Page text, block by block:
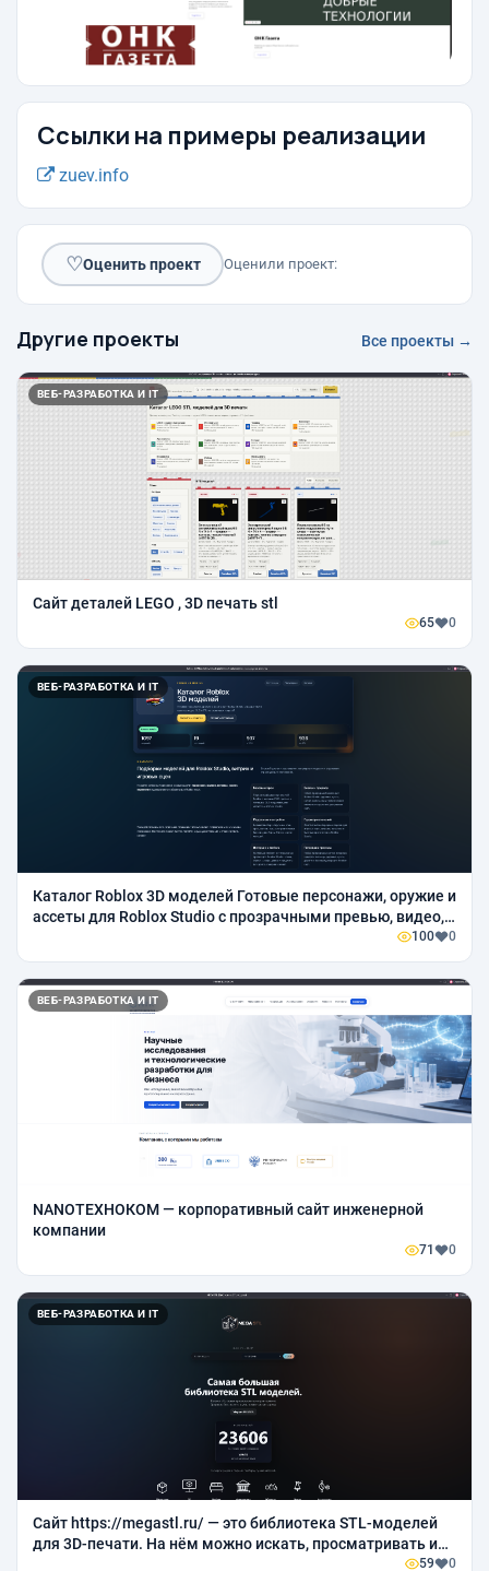
Ссылки на примеры реализации
zuev.info
♡Оценить проект Оценили проект:
Другие проекты Все проекты →
ВЕБ-РАЗРАБОТКА И IT
Сайт деталей LEGO , 3D печать stl
65 0
ВЕБ-РАЗРАБОТКА И IT
Каталог Roblox 3D моделей Готовые персонажи, оружие и
ассеты для Roblox Studio с прозрачными превью, видео,
100 0
ВЕБ-РАЗРАБОТКА И IT
NANOТЕХНОКОМ — корпоративный сайт инженерной
компании
71 0
ВЕБ-РАЗРАБОТКА И IT
Сайт https://megastl.ru/ — это библиотека STL-моделей
для 3D-печати. На нём можно искать, просматривать и
59 0